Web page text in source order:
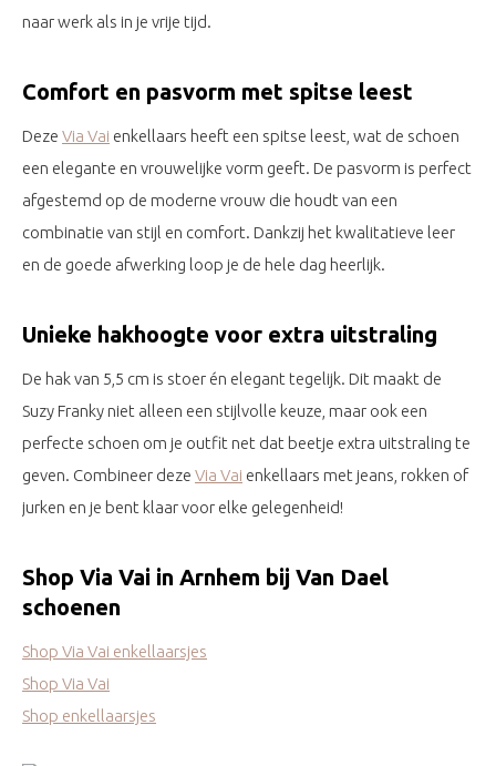
naar werk als in je vrije tijd.
Comfort en pasvorm met spitse leest
Deze Via Vai enkellaars heeft een spitse leest, wat de schoen
een elegante en vrouwelijke vorm geeft. De pasvorm is perfect
afgestemd op de moderne vrouw die houdt van een
combinatie van stijl en comfort. Dankzij het kwalitatieve leer
en de goede afwerking loop je de hele dag heerlijk.
Unieke hakhoogte voor extra uitstraling
De hak van 5,5 cm is stoer én elegant tegelijk. Dit maakt de
Suzy Franky niet alleen een stijlvolle keuze, maar ook een
perfecte schoen om je outfit net dat beetje extra uitstraling te
geven. Combineer deze Via Vai enkellaars met jeans, rokken of
jurken en je bent klaar voor elke gelegenheid!
Shop Via Vai in Arnhem bij Van Dael
schoenen
Shop Via Vai enkellaarsjes
Shop Via Vai
Shop enkellaarsjes